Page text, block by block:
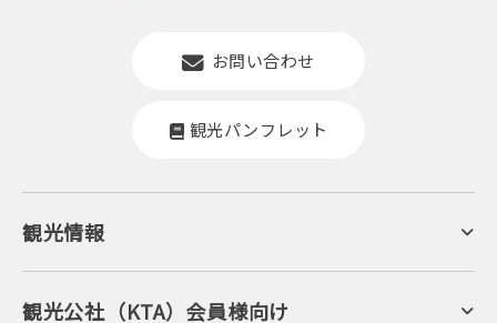
お問い合わせ
観光パンフレット
観光情報
京丹後について
ジオパークの絶景
キャンプ・グランピング
観光公社（KTA）会員様向け